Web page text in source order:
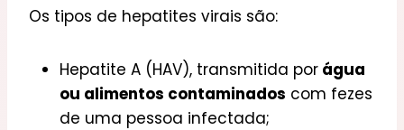
Os tipos de hepatites virais são:
Hepatite A (HAV), transmitida por água
ou alimentos contaminados com fezes
de uma pessoa infectada;